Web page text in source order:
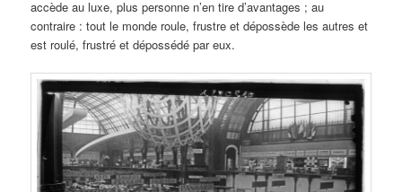
accède au luxe, plus personne n’en tire d’avantages ; au
contraire : tout le monde roule, frustre et dépossède les autres et
est roulé, frustré et dépossédé par eux.